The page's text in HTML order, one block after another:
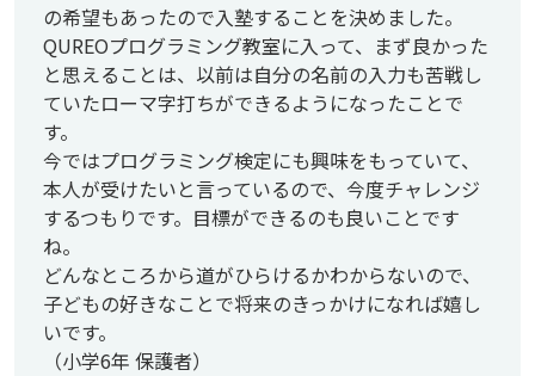
の希望もあったので入塾することを決めました。
QUREOプログラミング教室に入って、まず良かった
と思えることは、以前は自分の名前の入力も苦戦し
ていたローマ字打ちができるようになったことで
す。
今ではプログラミング検定にも興味をもっていて、
本人が受けたいと言っているので、今度チャレンジ
するつもりです。目標ができるのも良いことです
ね。
どんなところから道がひらけるかわからないので、
子どもの好きなことで将来のきっかけになれば嬉し
いです。
（小学6年 保護者）